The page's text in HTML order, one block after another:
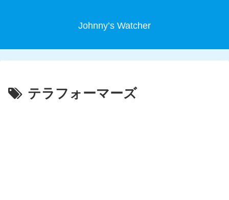
Johnny’s Watcher
テラフォーマーズ